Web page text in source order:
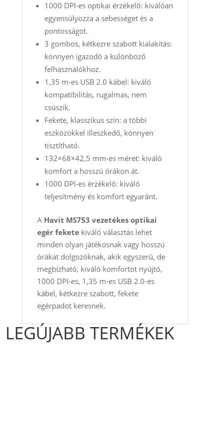
1000 DPI‑es optikai érzékelő: kiválóan
egyensúlyozza a sebességet és a
pontosságot.
3 gombos, kétkezre szabott kialakítás:
könnyen igazodó a különböző
felhasználókhoz.
1,35 m‑es USB 2.0 kábel: kiváló
kompatibilitás, rugalmas, nem
csúszik.
Fekete, klasszikus szín: a többi
eszközökkel illeszkedő, könnyen
tisztítható.
132×68×42,5 mm‑es méret: kiváló
komfort a hosszú órákon át.
1000 DPI‑es érzékelő: kiváló
teljesítmény és komfort egyaránt.
A Havit MS753 vezetékes optikai
egér feketekiváló választás lehet
minden olyan játékosnak vagy hosszú
órákat dolgozóknak, akik egyszerű, de
megbízható, kiváló komfortot nyújtó,
1000 DPI‑es, 1,35 m‑es USB 2.0‑es
kábel, kétkezre szabott, fekete
egérpadot keresnek.
LEGÚJABB TERMÉKEK